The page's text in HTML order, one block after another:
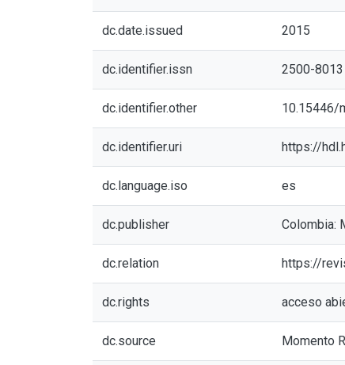
dc.date.issued 2015
dc.identifier.issn 2500-8013
dc.identifier.other 10.15446/
dc.identifier.uri https://
dc.language.iso es
dc.publisher Colombia:
dc.relation https://
dc.rights acceso
dc.source Momento